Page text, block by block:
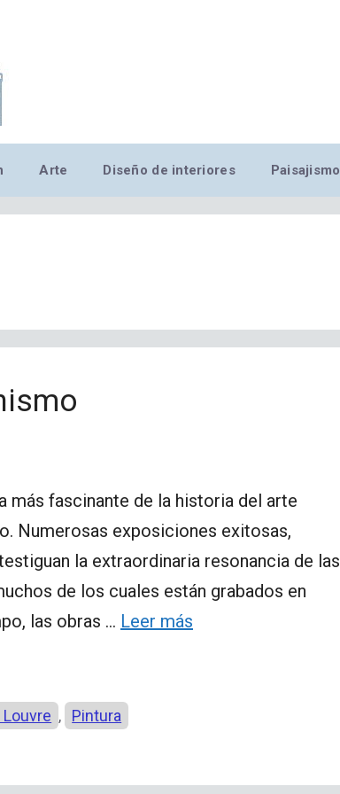
Arte Diseño de interiores Paisajismo
más fascinante de la historia del arte
Numerosas exposiciones exitosas,
la extraordinaria resonancia de las
de los cuales están grabados en
las obras … Leer más
, Pintura